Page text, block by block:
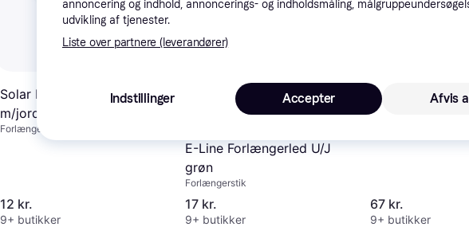
Solar Plus Forlængerled
m/jord
Forlængerstik
12 kr.
9+ butikker
E-Line Forlængerled U/J
grøn
Forlængerstik
17 kr.
9+ butikker
Mennekes Cee
32a 5 pol
67 kr.
9+ butikker
annoncering og indhold, annoncerings- og indholdsmåling,
udvikling af tjenester.
Liste over partnere (leverandører)
Indstillinger Afvis
Accepter